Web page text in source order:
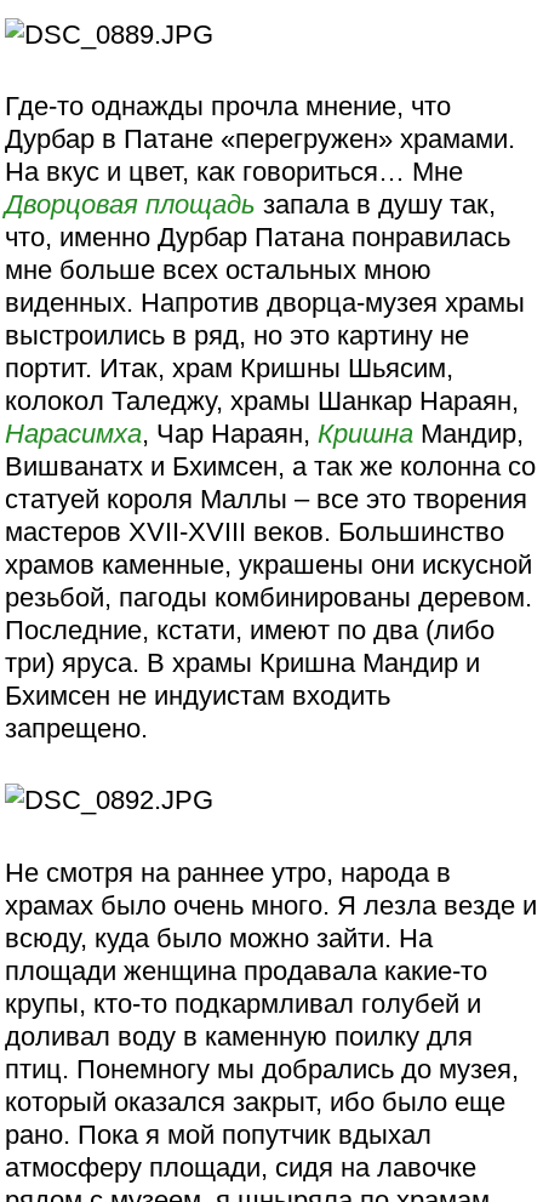
Где-то однажды прочла мнение, что
Дурбар в Патане «перегружен» храмами.
На вкус и цвет, как говориться… Мне
Дворцовая площадь запала в душу так,
что, именно Дурбар Патана понравилась
мне больше всех остальных мною
виденных. Напротив дворца-музея храмы
выстроились в ряд, но это картину не
портит. Итак, храм Кришны Шьясим,
колокол Таледжу, храмы Шанкар Нараян,
Нарасимха, Чар Нараян, Кришна Мандир,
Вишванатх и Бхимсен, а так же колонна со
статуей короля Маллы – все это творения
мастеров XVII-XVIII веков. Большинство
храмов каменные, украшены они искусной
резьбой, пагоды комбинированы деревом.
Последние, кстати, имеют по два (либо
три) яруса. В храмы Кришна Мандир и
Бхимсен не индуистам входить
запрещено.
Не смотря на раннее утро, народа в
храмах было очень много. Я лезла везде и
всюду, куда было можно зайти. На
площади женщина продавала какие-то
крупы, кто-то подкармливал голубей и
доливал воду в каменную поилку для
птиц. Понемногу мы добрались до музея,
который оказался закрыт, ибо было еще
рано. Пока я мой попутчик вдыхал
атмосферу площади, сидя на лавочке